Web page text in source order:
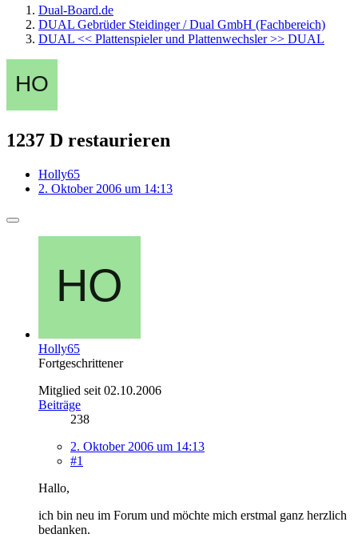
Dual-Board.de
DUAL Gebrüder Steidinger / Dual GmbH (Fachbereich)
DUAL << Plattenspieler und Plattenwechsler >> DUAL
1237 D restaurieren
Holly65
2. Oktober 2006 um 14:13
Holly65
Fortgeschrittener
Mitglied seit 02.10.2006
Beiträge
238
2. Oktober 2006 um 14:13
#1
Hallo,
ich bin neu im Forum und möchte mich erstmal ganz herzlich
bedanken.